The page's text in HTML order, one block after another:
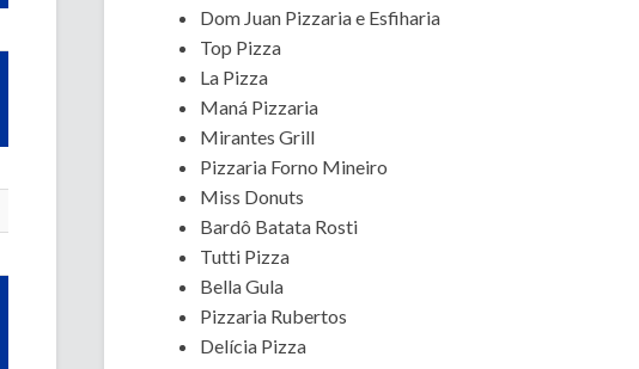
Dom Juan Pizzaria e Esfiharia
Top Pizza
La Pizza
Maná Pizzaria
Mirantes Grill
Pizzaria Forno Mineiro
Miss Donuts
Bardô Batata Rosti
Tutti Pizza
Bella Gula
Pizzaria Rubertos
Delícia Pizza